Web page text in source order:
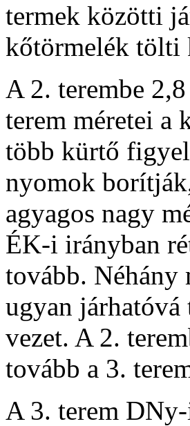
termek közötti
kőtörmelék tölti
A 2. terembe
terem méretei a
több kürtő
nyomok
agyagos nagy
ÉK-i irányban
tovább. Néhány
ugyan járhatóvá
vezet. A 2.
tovább a 3.
A 3. terem